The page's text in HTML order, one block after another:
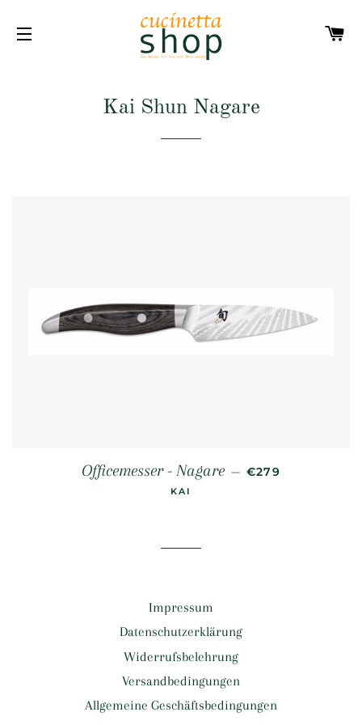
SEITENNAVIGATION
Kai Shun Nagare
Officemesser - Nagare — NORMALER
€279
KAI
Impressum
Datenschutzerklärung
Widerrufsbelehrung
Versandbedingungen
Allgemeine Geschäftsbedingungen